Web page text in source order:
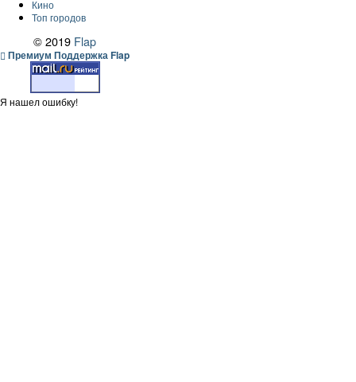
Кино
Топ городов
© 2019 Flap
Премиум Поддержка Flap
Я нашел ошибку!